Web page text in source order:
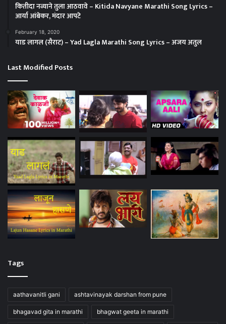
कितीदा नव्याने तुला आठवावे – Kitida Navyane Marathi Song Lyrics –
आर्या आंबेकर, मंदार आपटे
February 18, 2020
याड लागल (सैराट) – Yad Lagla Marathi Song Lyrics – अजय अतुल
Last Modified Posts
Tags
aathavanitli gani ashtavinayak darshan from pune
bhagavad gita in marathi bhagwat geeta in marathi